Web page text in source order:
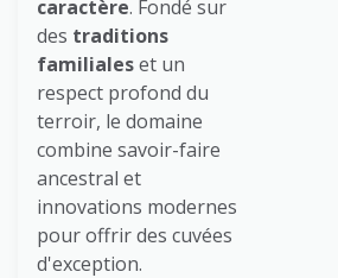
caractère. Fondé sur
des traditions
familialeset un
respect profond du
terroir, le domaine
combine savoir-faire
ancestral et
innovations modernes
pour offrir des cuvées
d'exception.